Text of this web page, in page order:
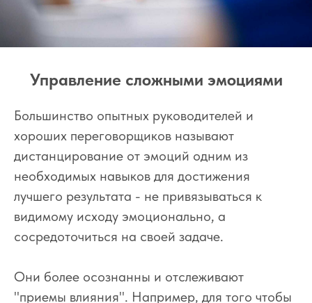
Управление сложными эмоциями
Большинство опытных руководителей и
хороших переговорщиков называют
дистанцирование от эмоций одним из
необходимых навыков для достижения
лучшего результата - не привязываться к
видимому исходу эмоционально, а
сосредоточиться на своей задаче.
Они более осознанны и отслеживают
"приемы влияния". Например, для того чтобы